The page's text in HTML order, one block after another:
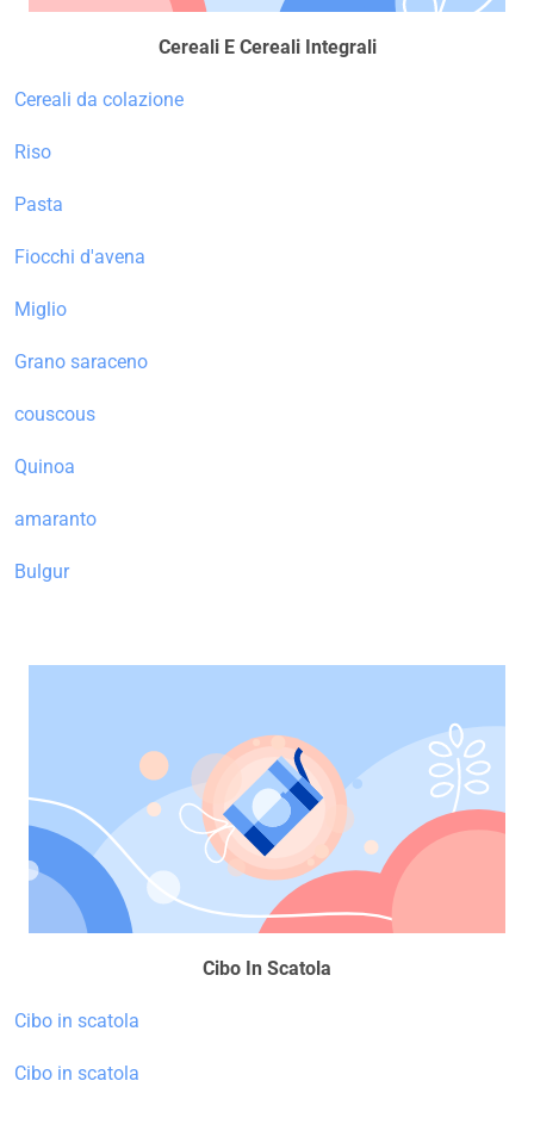
Cereali E Cereali Integrali
Cereali da colazione
Riso
Pasta
Fiocchi d'avena
Miglio
Grano saraceno
couscous
Quinoa
amaranto
Bulgur
Cibo In Scatola
Cibo in scatola
Cibo in scatola